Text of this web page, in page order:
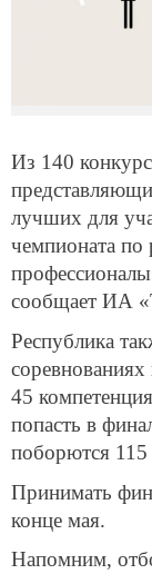
Из 140
лучших для
чемпионата
сообщает ИА
Республика
45
попасть в
поборются 115
Принимать
конце мая.
Напомним,